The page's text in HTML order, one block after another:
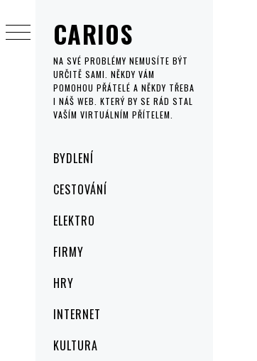
CARIOS
NA SVÉ PROBLÉMY NEMUSÍTE BÝT
URČITĚ SAMI. NĚKDY VÁM
POMOHOU PŘÁTELÉ A NĚKDY TŘEBA
I NÁŠ WEB. KTERÝ BY SE RÁD STAL
VAŠÍM VIRTUÁLNÍM PŘÍTELEM.
MenuBYDLENÍ
CESTOVÁNÍ
ELEKTRO
FIRMY
HRY
INTERNET
KULTURA
to
content